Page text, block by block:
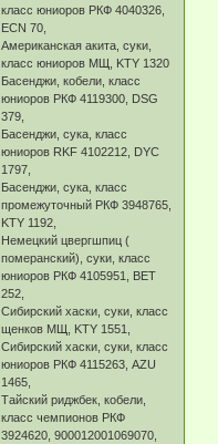
класс юниоров РКФ 4040326,
ECN 70,
Американская акита, суки,
класс юниоров МЩ, KTY 1320
Басенджи, кобели, класс
юниоров РКФ 4119300, DSG
379,
Басенджи, сука, класс
юниоров RKF 4102212, DYC
1797,
Басенджи, сука, класс
промежуточный РКФ 3948765,
KTY 1192,
Немецкий цвергшпиц (
померанский), суки, класс
юниоров РКФ 4105951, ВЕТ
252,
Сибирский хаски, суки, класс
щенков МЩ, KTY 1551,
Сибирский хаски, суки, класс
юниоров РКФ 4115263, AZU
1465,
Тайский риджбек, кобели,
класс чемпионов РКФ
3924620, 900012001069070,